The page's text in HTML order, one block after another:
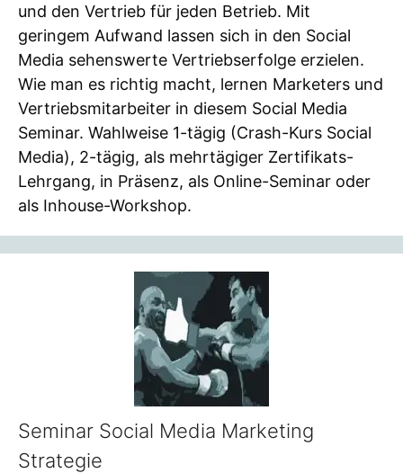
und den Vertrieb für jeden Betrieb. Mit
geringem Aufwand lassen sich in den Social
Media sehenswerte Vertriebserfolge erzielen.
Wie man es richtig macht, lernen Marketers und
Vertriebsmitarbeiter in diesem Social Media
Seminar. Wahlweise 1-tägig (Crash-Kurs Social
Media), 2-tägig, als mehrtägiger Zertifikats-
Lehrgang, in Präsenz, als Online-Seminar oder
als Inhouse-Workshop.
Seminar Social Media Marketing
Strategie